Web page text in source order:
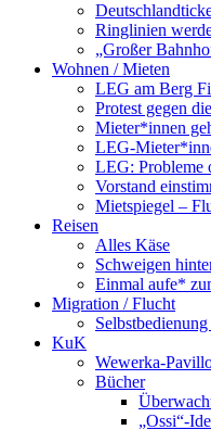
Ringlinien
„Großer
Wohnen / Mieten
LEG am Berg
Protest gegen
Mieter*innen
LEG-
LEG: Probleme
Vorstand
Mietspiegel –
Reisen
Alles Käse
Schweigen
Einmal aufe*
Migration / Flucht
KuK
Wewerka-
Bücher
„Ossi“-